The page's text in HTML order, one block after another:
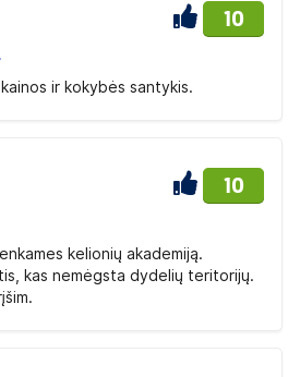
10
ir kokybės santykis.
10
kelionių akademiją.
kas nemėgsta dydelių teritorijų.